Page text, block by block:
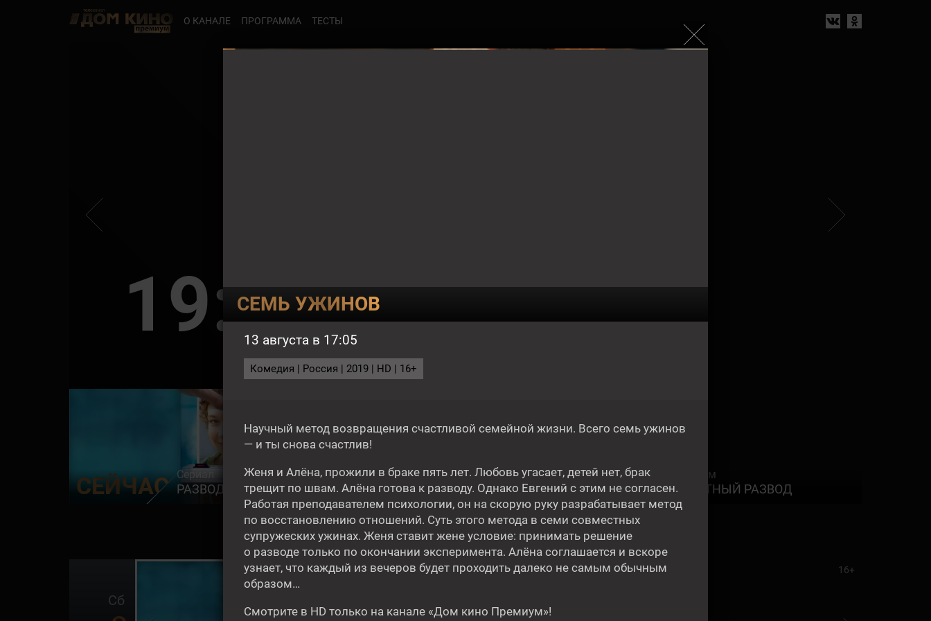
О КАНАЛЕ ПРОГРАММА ТЕСТЫ
19:00 ЧЕСТНЫЙ РАЗВОД
СЕГОДНЯ
СЕЙЧАС Сериал
РАЗВОД ПО РАСЧЁТУ 17:10 Фильм
ПАРА ИЗ БУДУЩЕГО 19:00 Фильм
ЧЕСТНЫЙ РАЗВОД
Сб
16+ 16+ 16+
СЕМЬ УЖИНОВ
13 августа в 17:05
Комедия | Россия | 2019 | HD | 16+
Научный метод возвращения счастливой семейной жизни. Всего семь ужинов
— и ты снова счастлив!
Женя и Алёна, прожили в браке пять лет. Любовь угасает, детей нет, брак
трещит по швам. Алёна готова к разводу. Однако Евгений с этим не согласен.
Работая преподавателем психологии, он на скорую руку разрабатывает метод
по восстановлению отношений. Суть этого метода в семи совместных
супружеских ужинах. Женя ставит жене условие: принимать решение
о разводе только по окончании эксперимента. Алёна соглашается и вскоре
узнает, что каждый из вечеров будет проходить далеко не самым обычным
образом…
Смотрите в HD только на канале «Дом кино Премиум»!